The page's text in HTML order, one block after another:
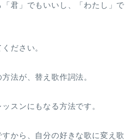
「君」でもいいし、「わたし」で
ださい。
法が、替え歌作詞法。
スンにもなる方法です。
から、自分の好きな歌に変え歌